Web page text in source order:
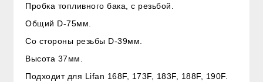
Пробка топливного бака, с резьбой.
Общий D-75мм.
Со стороны резьбы D-39мм.
Высота 37мм.
Подходит для Lifan 168F, 173F, 183F, 188F, 190F.